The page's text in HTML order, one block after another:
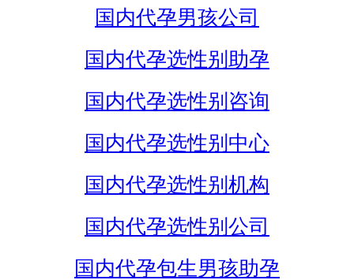
国内代孕男孩公司
国内代孕选性别助孕
国内代孕选性别咨询
国内代孕选性别中心
国内代孕选性别机构
国内代孕选性别公司
国内代孕包生男孩助孕